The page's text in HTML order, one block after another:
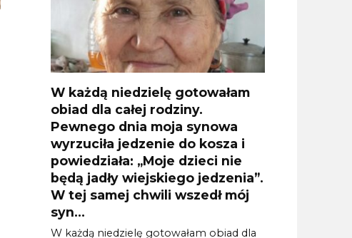
W każdą niedzielę gotowałam
obiad dla całej rodziny.
Pewnego dnia moja synowa
wyrzuciła jedzenie do kosza i
powiedziała: „Moje dzieci nie
będą jadły wiejskiego jedzenia”.
W tej samej chwili wszedł mój
syn…
W każdą niedzielę gotowałam obiad dla